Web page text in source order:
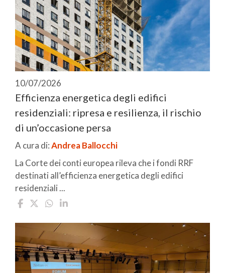
10/07/2026
Efficienza energetica degli edifici
residenziali: ripresa e resilienza, il rischio
di un’occasione persa
A cura di:Andrea Ballocchi
La Corte dei conti europea rileva che i fondi RRF
destinati all’efficienza energetica degli edifici
residenziali ...